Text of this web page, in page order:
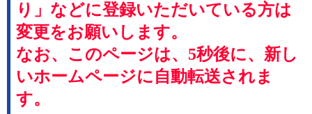
り」などに登録いただいている方は
変更をお願いします。
なお、このページは、5秒後に、新し
いホームページに自動転送されま
す。